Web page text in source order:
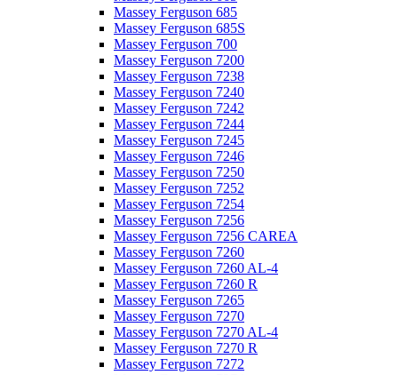
Massey Ferguson 685
Massey Ferguson 685S
Massey Ferguson 700
Massey Ferguson 7200
Massey Ferguson 7238
Massey Ferguson 7240
Massey Ferguson 7242
Massey Ferguson 7244
Massey Ferguson 7245
Massey Ferguson 7246
Massey Ferguson 7250
Massey Ferguson 7252
Massey Ferguson 7254
Massey Ferguson 7256
Massey Ferguson 7256 CAREA
Massey Ferguson 7260
Massey Ferguson 7260 AL-4
Massey Ferguson 7260 R
Massey Ferguson 7265
Massey Ferguson 7270
Massey Ferguson 7270 AL-4
Massey Ferguson 7270 R
Massey Ferguson 7272